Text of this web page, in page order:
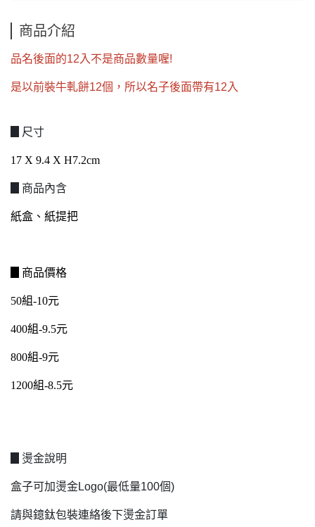
商品介紹
品名後面的12入不是商品數量喔!
是以前裝牛軋餅12個，所以名子後面帶有12入
▊尺寸
17 X 9.4 X H7.2cm
▊商品內含
紙盒、紙提把
▊商品價格
50組-10元
400組-9.5元
800組-9元
1200組-8.5元
▊燙金說明
盒子可加燙金Logo(最低量100個)
請與鐿鈦包裝連絡後下燙金訂單